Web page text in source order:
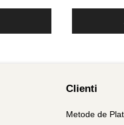
Clienti
Metode de